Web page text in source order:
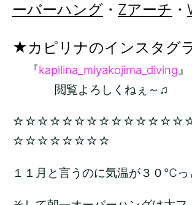
ーバーハング ・ Zアーチ ・
★カピリナのインスタグ
『kapilina_miyakojima_diving』
閲覧よろしくねぇ～♫
☆☆☆☆☆☆☆☆
１１月と言うのに気温が３０℃